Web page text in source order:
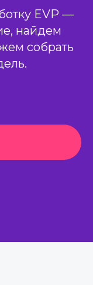
EVP —
найдем
собрать